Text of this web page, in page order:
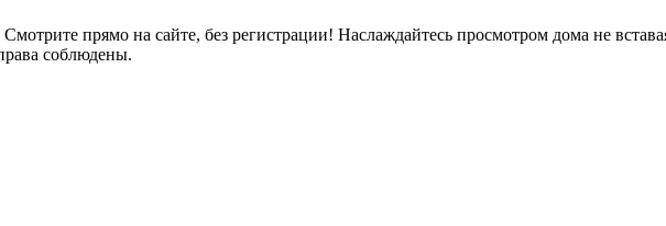
прямо на сайте, без регистрации! Наслаждайтесь просмотром дома не
соблюдены.